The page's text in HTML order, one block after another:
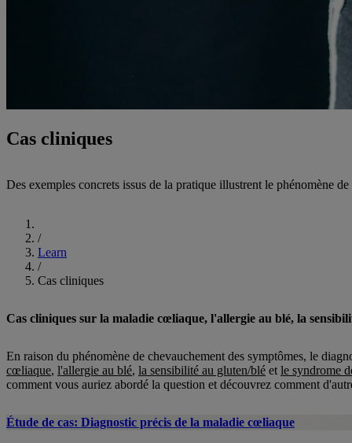
Cas cliniques
Des exemples concrets issus de la pratique illustrent le phénomène
/
Learn
/
Cas cliniques
Cas cliniques sur la maladie cœliaque, l'allergie au blé, la
En raison du phénomène de chevauchement des symptômes, le
cœliaque, l'allergie au blé, la sensibilité au gluten/blé et le syndrome
comment vous auriez abordé la question et découvrez comment
Étude de cas: Diagnostic précis de la maladie cœliaque